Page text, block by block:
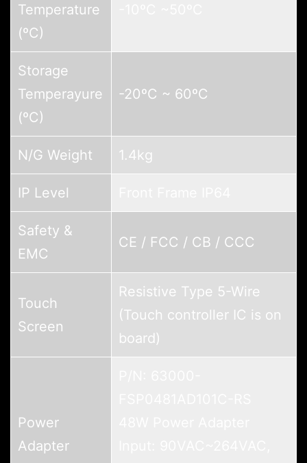
Temperature
(ºC)
Storage
Temperayure
(ºC)
-20ºC ~ 60ºC
N/G Weight 1.4kg
IP Level
Safety &
EMC
CE / FCC / CB / CCC
Touch
Screen
Resistive Type 5-Wire
(Touch controller IC is on
board)
Power
Adapter